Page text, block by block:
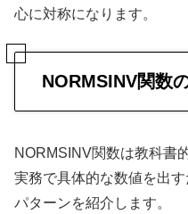
心に対称になります。
NORMSINV関数
NORMSINV関数は教科書
実務で具体的な数値を出
パターンを紹介します。